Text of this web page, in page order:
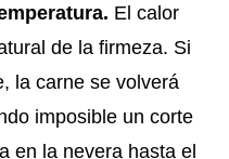
El calor
de la firmeza. Si
la carne se volverá
imposible un corte
en la nevera hasta el